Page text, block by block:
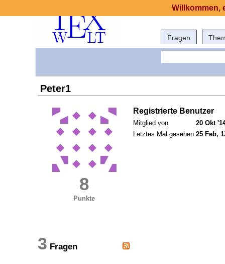
Fragen
Peter1
8
Punkte
Registrierte Benutzer
Mitglied von
20 Okt
Letztes Mal gesehen 25 Feb,
3 Fragen
Willkommen,